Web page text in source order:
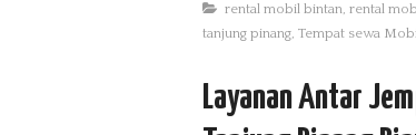
rental mobil bintan, rental
tanjung pinang, Tempat sewa
Layanan Antar